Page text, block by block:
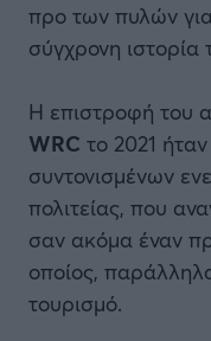
προ των πυλών
σύγχρονη ιστορία
Η επιστροφή του
WRC το 2021
συντονισμένων
πολιτείας, που
σαν ακόμα έναν
οποίος,
τουρισμό.